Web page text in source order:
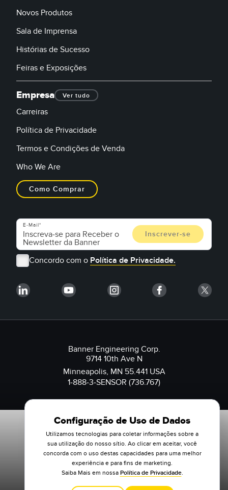
Novos Produtos
Sala de Imprensa
Histórias de Sucesso
Feiras e Exposições
Empresa Ver tudo
Carreiras
Política de Privacidade
Termos e Condições de Venda
Who We Are
Como Comprar
E-Mail
Concordo com o Política de Privacidade.
Banner Engineering Corp.
9714 10th Ave N
Minneapolis, MN 55.441 USA
1-888-3-SENSOR (736.767)
Configuração de Uso de Dados
Utilizamos tecnologias para coletar informações sobre a
sua utilização do nosso sítio. Ao clicar em aceitar, você
concorda com o uso destas capacidades para uma melhor
experiência e para fins de marketing.
Saiba Mais em nossa Política de Privacidade.